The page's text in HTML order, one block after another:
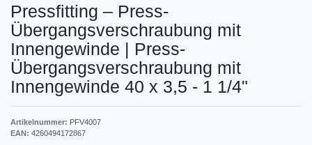
Pressfitting – Press-
Übergangsverschraubung mit
Innengewinde | Press-
Übergangsverschraubung mit
Innengewinde 40 x 3,5 - 1 1/4"
Artikelnummer: PFV4007
EAN: 4260494172867